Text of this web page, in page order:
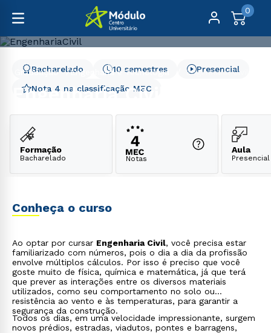
0
Graduação Engenharia e Tecnologia Engenharia Civil
Engenharia Civil
Nota 4 na classificação MEC
10 semestres
Bacharelado Presencial
Formação
Bacharelado Notas
Aula
Presencial
Conheça o curso
Ao optar por cursar Engenharia Civil, você precisa estar
familiarizado com números, pois o dia a dia da profissão
envolve múltiplos cálculos. Por isso é preciso que você
goste muito de física, química e matemática, já que terá
que prever as interações entre os diversos materiais
utilizados, como seu comportamento no solo ou
resistência ao vento e às temperaturas, para garantir a
segurança da construção.
Todos os dias, em uma velocidade impressionante, surgem
novos prédios, estradas, viadutos, pontes e barragens,